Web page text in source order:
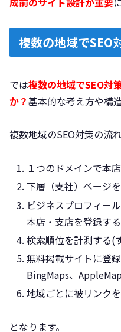
複数の地域でSEO
では複数の地域でSEO対
か？基本的な考え方や構
複数地域のSEO対策の流
１つのドメインで本
下層（支社）ページ
ビジネスプロフィー
本店・支店を登録する
検索順位を計測する(
無料掲載サイトに登
BingMaps、
地域ごとに被リンク
となります。